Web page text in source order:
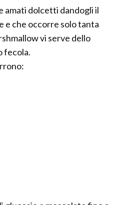
amati dolcetti dandogli il
e che occorre solo tanta
vi serve dello
fecola.